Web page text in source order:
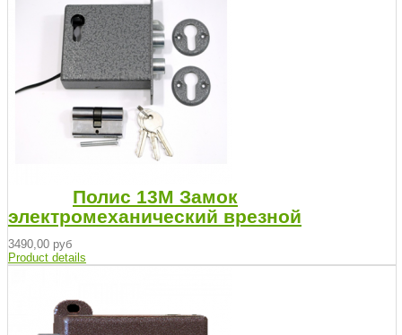
Полис 13М Замок
электромеханический врезной
3490,00 руб
Product details